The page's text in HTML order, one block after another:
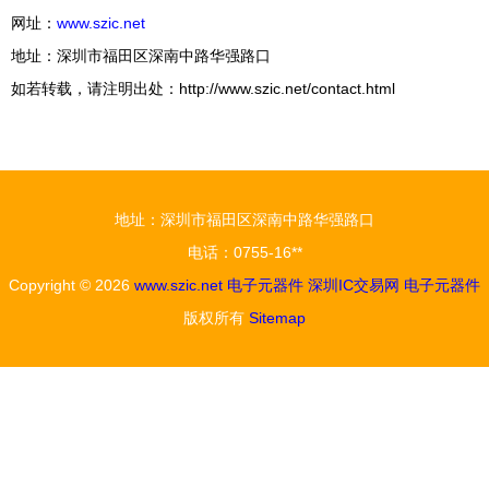
网址： www.szic.net
地址：深圳市福田区深南中路华强路口
如若转载，请注明出处：http://www.szic.net/contact.html
地址：深圳市福田区深南中路华强路口
电话：0755-16**
Copyright © 2026 www.szic.net 电子元器件 深圳IC交易网 电子元器件
版权所有 Sitemap